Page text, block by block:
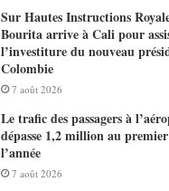
Sur Hautes Instructions
Bourita arrive à Cali pour
l’investiture du nouveau
Colombie
7 août 2026
Le trafic des passagers à
dépasse 1,2 million au
l’année
7 août 2026